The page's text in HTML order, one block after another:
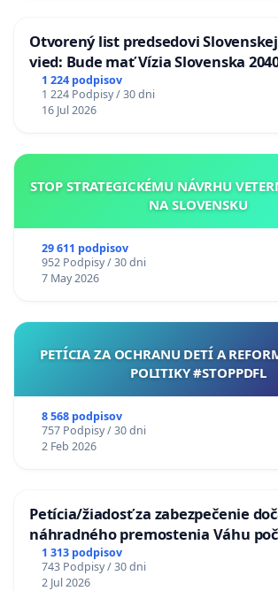
Otvorený list predsedovi
vied: Bude mať Vízia Slovenska
chrbticu?
1 224 podpisov
1 224 Podpisy / 30 dni
16 Jul 2026
STOP STRATEGICKÉMU NÁVRHU
NA SLOVENSKU
29 611 podpisov
952 Podpisy / 30 dni
7 May 2026
PETÍCIA ZA OCHRANU DETÍ A
POLITIKY #STOPPDFL
8 568 podpisov
757 Podpisy / 30 dni
2 Feb 2026
Petícia/žiadosť za zabezpečenie
náhradného premostenia Váhu
uzávery Vážskeho mosta v Komárne
1 313 podpisov
743 Podpisy / 30 dni
2 Jul 2026